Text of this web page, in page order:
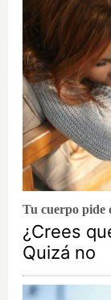
Tu cuerpo pide
¿Crees
Quizá no